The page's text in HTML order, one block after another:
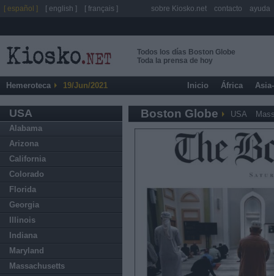
Todos los días Boston Globe
Toda la prensa de hoy
Hemeroteca 19/Jun/2021 Inicio África
USA
Alabama
Arizona
California
Colorado
Florida
Georgia
Illinois
Indiana
Maryland
Massachusetts
Boston Globe USA
[ español ] [ english ] [ français ] sobre Kiosko.net contacto ayuda